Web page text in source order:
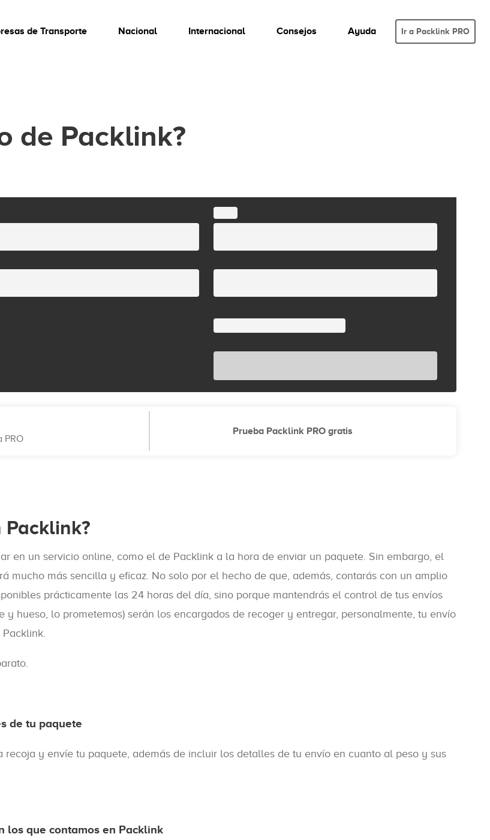
de Transporte Nacional Internacional Consejos Ayuda Ir a Packlink PRO
de Packlink?
PRO
Prueba Packlink PRO gratis
Packlink?
en un servicio online, como el de Packlink a la hora de enviar un paquete. Sin embargo, el
mucho más sencilla y eficaz. No solo por el hecho de que, además, contarás con un amplio
prácticamente las 24 horas del día, sino porque mantendrás el control de tus envíos
y hueso, lo prometemos) serán los encargados de recoger y entregar, personalmente, tu envío
de tu paquete
y envíe tu paquete, además de incluir los detalles de tu envío en cuanto al peso y sus
los que contamos en Packlink